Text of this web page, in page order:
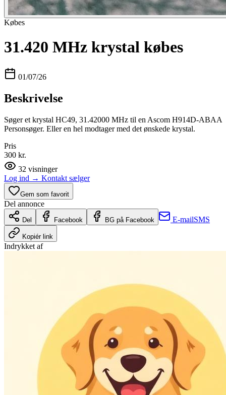
Købes
31.420 MHz krystal købes
01/07/26
Beskrivelse
Søger et krystal HC49, 31.42000 MHz til en Ascom H914D-ABAA
Personsøger. Eller en hel modtager med det ønskede krystal.
Pris
300 kr.
32 visninger
Log ind → Kontakt sælger
Gem som favorit
Del annonce
Del Facebook BG på Facebook E-mailSMS
Kopiér link
Indrykket af